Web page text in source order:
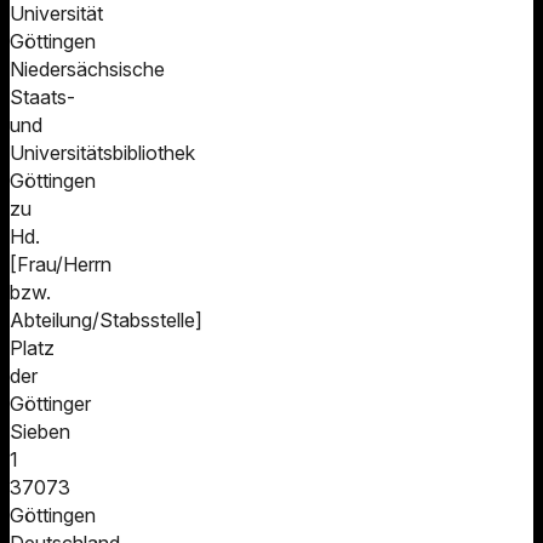
Universität
Göttingen
Niedersächsische
Staats-
und
Universitätsbibliothek
Göttingen
zu
Hd.
[Frau/Herrn
bzw.
Abteilung/Stabsstelle]
Platz
der
Göttinger
Sieben
1
37073
Göttingen